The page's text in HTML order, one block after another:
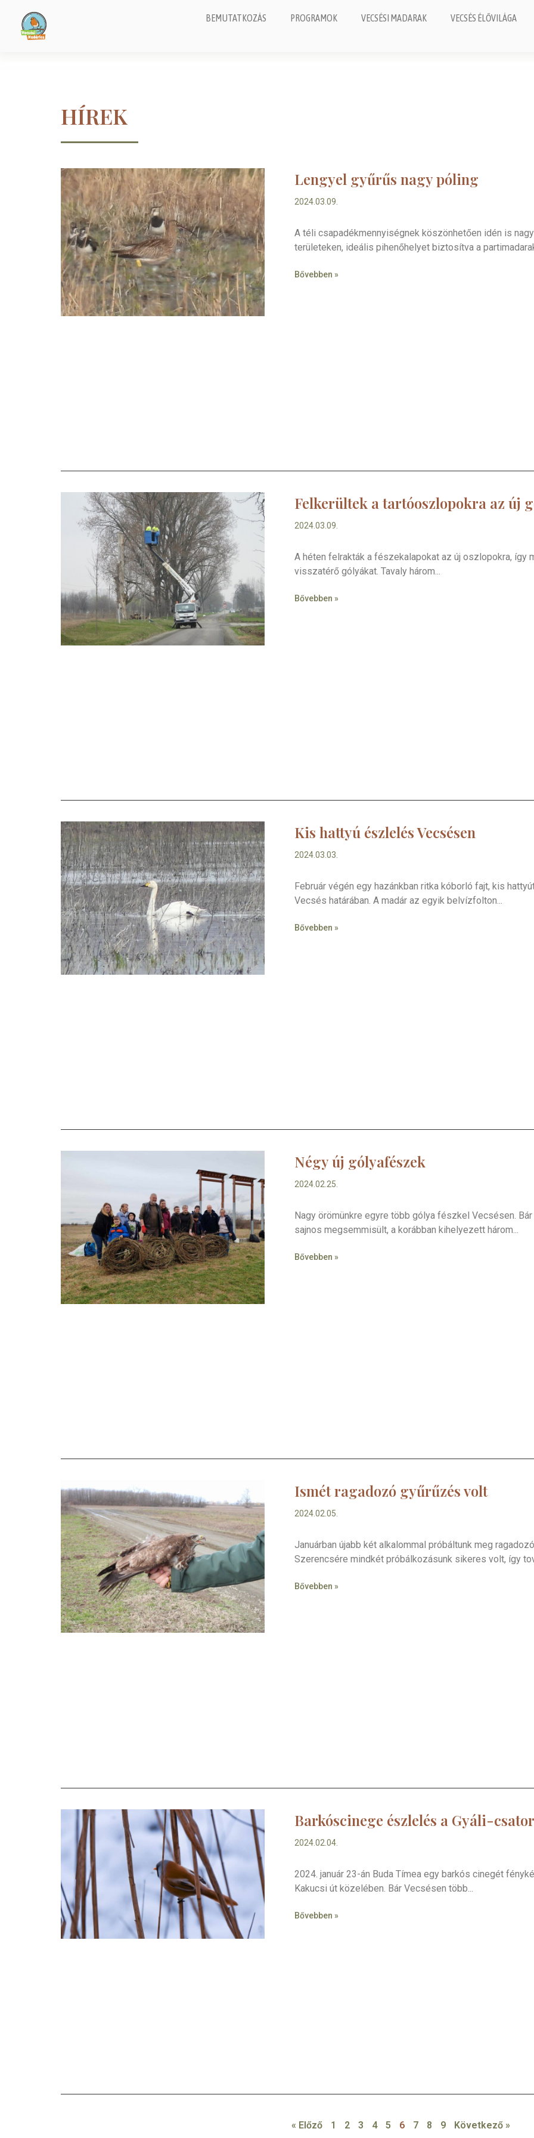
BEMUTATKOZÁS PROGRAMOK VECSÉSI MADARAK VECSÉS ÉLŐVILÁGA
HÍREK
Lengyel gyűrűs nagy póling
2024.03.09.
A téli csapadékmennyiségnek köszönhetően idén is
területeken, ideális pihenőhelyet biztosítva a
Bővebben »
Felkerültek a tartóoszlopokra az új
2024.03.09.
A héten felrakták a fészekalapokat az új oszlopokra,
visszatérő gólyákat. Tavaly három
Bővebben »
Kis hattyú észlelés Vecsésen
2024.03.03.
Február végén egy hazánkban ritka kóborló fajt, kis
Vecsés határában. A madár az egyik belvízfolton
Bővebben »
Négy új gólyafészek
2024.02.25.
Nagy örömünkre egyre több gólya fészkel Vecsésen.
sajnos megsemmisült, a korábban kihelyezett három
Bővebben »
Ismét ragadozó gyűrűzés volt
2024.02.05.
Januárban újabb két alkalommal próbáltunk meg
Szerencsére mindkét próbálkozásunk sikeres volt, így
Bővebben »
Barkóscinege észlelés a Gyáli-
2024.02.04.
2024. január 23-án Buda Tímea egy barkós cinegét
Kakucsi út közelében. Bár Vecsésen több
Bővebben »
« Előző 1 2 3 4 5 6 7 8 9 Következő »